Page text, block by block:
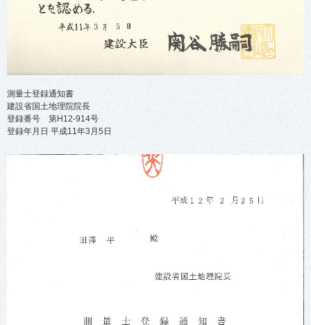
測量士登録通知書
建設省国土地理院院長
登録番号 第H12-914号
登録年月日 平成11年3月5日